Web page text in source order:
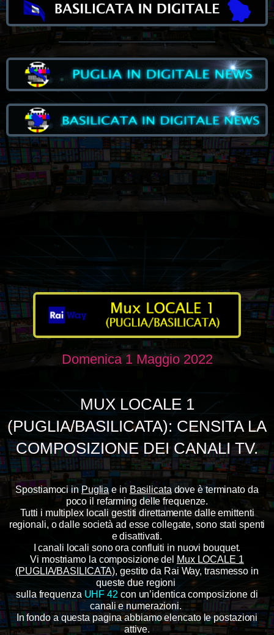
Domenica 1 Maggio 2022
MUX LOCALE 1
(PUGLIA/BASILICATA): CENSITA LA
COMPOSIZIONE DEI CANALI TV.
Spostiamoci in Puglia e inBasilicata dove è terminato da
poco il refarming delle frequenze.
Tutti i multiplex locali gestiti direttamente dalle emittenti
regionali, o dalle società ad esse collegate, sono stati spenti
e disattivati.
I canali locali sono ora confluiti in nuovi bouquet.
Vi mostriamo la composizione del Mux LOCALE 1
(PUGLIA/BASILICATA), gestito da Rai Way, trasmesso in
queste due regioni
sulla frequenza UHF 42 con un’identica composizione di
canali e numerazioni.
In fondo a questa pagina abbiamo elencato le postazioni
attive.